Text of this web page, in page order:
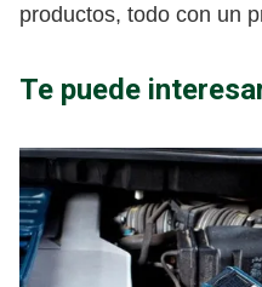
productos, todo con un
Te puede